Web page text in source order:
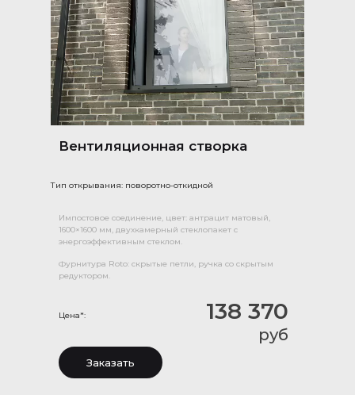
Тип открывания: поворотно-откидной
Вентиляционная створка
Импостовое соединение, цвет: антрацит матовый,
1600×1600 мм, двухкамерный стеклопакет с
энергоэффективным стеклом.
Фурнитура Roto: скрытые петли, ручка со скрытым
редуктором.
руб
138 370
Цена*:
Заказать